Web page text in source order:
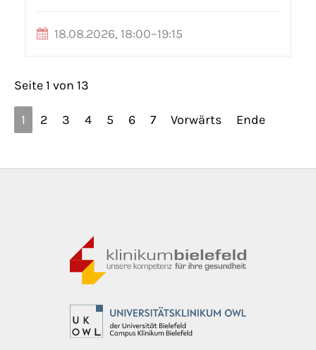
18.08.2026, 18:00–19:15
Seite 1 von 13
1 2 3 4 5 6 7 Vorwärts Ende